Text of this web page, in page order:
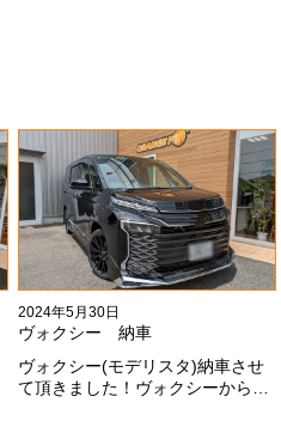
2024年5月30日
ヴォクシー 納車
ヴォクシー(モデリスタ)納車させ
て頂きました！ヴォクシーからヴ